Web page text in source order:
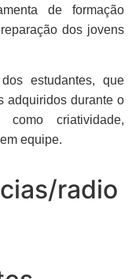
de formação
dos jovens
estudantes, que
adquiridos durante o
como criatividade,
equipe.
radio